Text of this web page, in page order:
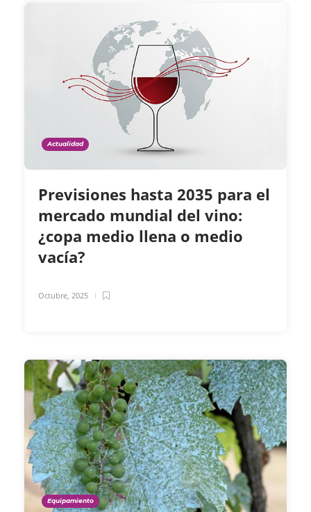
Actualidad
Previsiones hasta 2035 para el
mercado mundial del vino:
¿copa medio llena o medio
vacía?
Octubre, 2025
Equipamiento